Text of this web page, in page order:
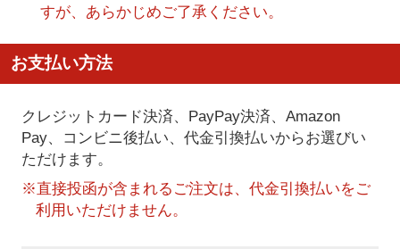
すが、あらかじめご了承ください。
お支払い方法
クレジットカード決済、PayPay決済、Amazon
Pay、コンビニ後払い、代金引換払いからお選びい
ただけます。
※直接投函が含まれるご注文は、代金引換払いをご
利用いただけません。